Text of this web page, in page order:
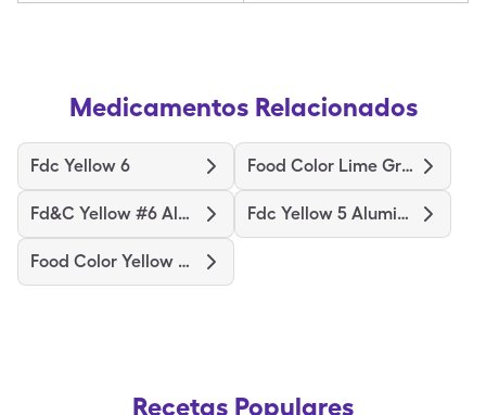
Medicamentos Relacionados
Fdc Yellow 6 Food Color Lime Green
Fd&C Yellow #6 Aluminum Lake Fdc Yellow 5 Aluminum Lake
Food Color Yellow #5 Alum Lake
Recetas Populares